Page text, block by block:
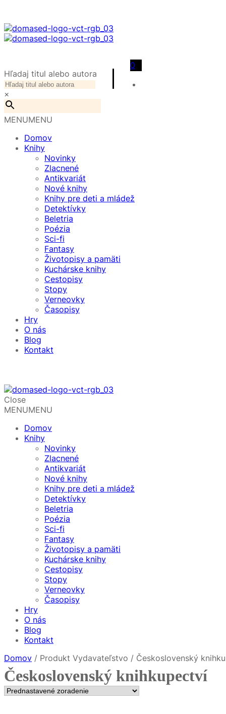
Hľadaj titul alebo autora
×
0
MENUMENU
Domov
Knihy
Novinky
Zlacnené
Antikvariát
Nové knihy
Knihy pre deti a mládež
Detektívky
Beletria
Poézia
Sci-fi
Fantasy
Životopisy a pamäti
Kuchárske knihy
Cestopisy
Stopy
Verneovky
Časopisy
Hry
O nás
Blog
Kontakt
Close
MENUMENU
Domov
Knihy
Novinky
Zlacnené
Antikvariát
Nové knihy
Knihy pre deti a mládež
Detektívky
Beletria
Poézia
Sci-fi
Fantasy
Životopisy a pamäti
Kuchárske knihy
Cestopisy
Stopy
Verneovky
Časopisy
Hry
O nás
Blog
Kontakt
Domov / Produkt Vydavateľstvo / Československý
Československý knihkupectví